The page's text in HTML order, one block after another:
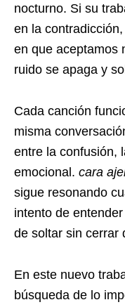
nocturno. Si su
en la contradicción,
en que aceptamos
ruido se apaga y
Cada canción
misma
entre la confusión,
emocional. cara
sigue resonando
intento de
de soltar sin cerrar
En este nuevo
búsqueda de lo